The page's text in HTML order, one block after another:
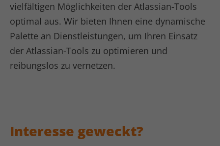
vielfältigen Möglichkeiten der Atlassian-Tools
optimal aus. Wir bieten Ihnen eine dynamische
Palette an Dienstleistungen, um Ihren Einsatz
der Atlassian-Tools zu optimieren und
reibungslos zu vernetzen.
Interesse geweckt?
Zweck
Dieses Cookie wird von der
Bewertungsplattform kununu.com für
statistische Daten verwendet.